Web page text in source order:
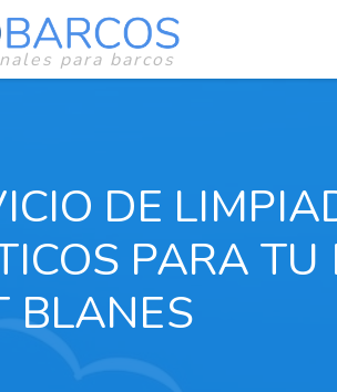
para barcos
DE
PARA TU
BLANES